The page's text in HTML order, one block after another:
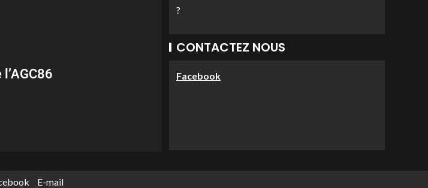
?
CONTACTEZ NOUS
Facebook
E-mail